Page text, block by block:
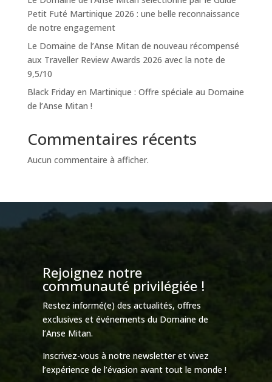
Petit Futé Martinique 2026 : une belle reconnaissance
de notre engagement
Le Domaine de l’Anse Mitan de nouveau récompensé
aux Traveller Review Awards 2026 avec la note de
9,5/10
Black Friday en Martinique : Offre spéciale au Domaine
de l’Anse Mitan !
Commentaires récents
Aucun commentaire à afficher.
Rejoignez notre
communauté privilégiée !
Restez informé(e) des actualités, offres
exclusives et événements du Domaine de
l’Anse Mitan.
Inscrivez-vous à notre newsletter et vivez
l’expérience de l’évasion avant tout le monde !